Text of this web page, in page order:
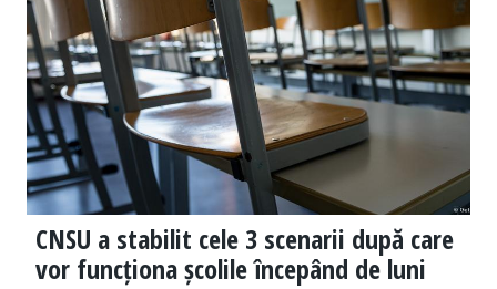
CNSU a stabilit cele 3 scenarii după care
vor funcționa școlile începând de luni